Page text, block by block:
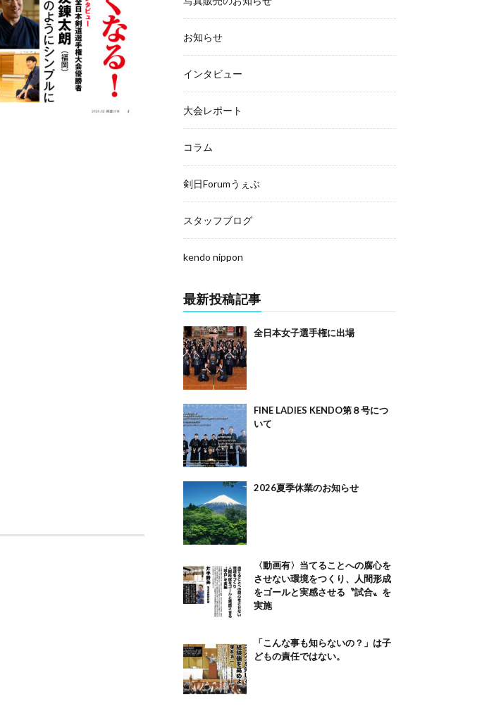
お知らせ
インタビュー
大会レポート
コラム
剣日Forumうぇぶ
スタッフブログ
kendo nippon
最新投稿記事
全日本女子選手権に出場
FINE LADIES KENDO第８号につ
いて
2026夏季休業のお知らせ
〈動画有〉当てることへの腐心を
させない環境をつくり、人間形成
をゴールと実感させる〝試合〟を
実施
「こんな事も知らないの？」は子
どもの責任ではない。